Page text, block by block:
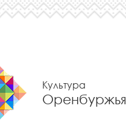
Культура
Оренбуржья